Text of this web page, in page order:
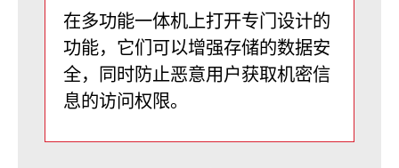
在多功能一体机上打开专门设计的
功能，它们可以增强存储的数据安
全，同时防止恶意用户获取机密信
息的访问权限。